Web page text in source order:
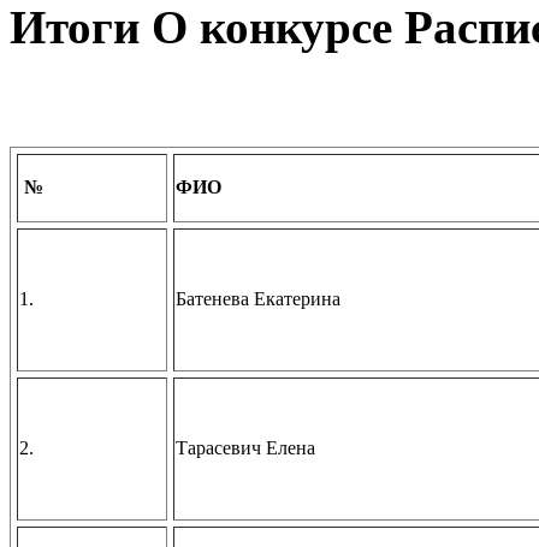
Итоги О конкурсе
№ ФИО
1. Батенева Екатерина
2. Тарасевич Елена